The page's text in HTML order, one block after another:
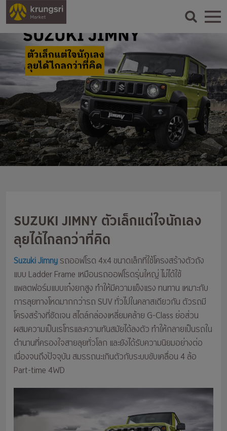
SUZUKI JIMNY ตัวเล็กแต่ใจนักเลง
ลุยได้ไกลกว่าที่คิด
Suzuki Jimnyรถออฟโรด 4x4 ขนาดเล็กที่ใช้โครงสร้างตัวถัง
แบบ Ladder Frame เหมือนรถออฟโรดรุ่นใหญ่ ไม่ได้ใช้
แพลตฟอร์มแบบเก๋งยกสูง ทำให้มีความแข็งแรง ทนทาน เหมาะกับ
การลุยทางโหดมากกว่ารถ SUV ทั่วไปในคลาสเดียวกัน ตัวรถมี
โครงสร้างที่ชัดเจน สไตล์กล่องเหลี่ยมคล้าย G-Class ย่อส่วน
ผสมความเป็นเรโทรและความทันสมัยได้ลงตัว ทำให้กลายเป็นรถใน
ตำนานที่ครองใจสายลุยทั่วโลก และยังได้รับความนิยมอย่างต่อ
เนื่องจนถึงปัจจุบัน สมรรถนะเกินตัวกับระบบขับเคลื่อน 4 ล้อ
Part-time 4WD